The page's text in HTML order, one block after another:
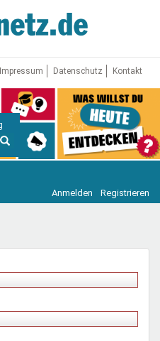
Impressum Datenschutz Kontakt
Anmelden Registrieren